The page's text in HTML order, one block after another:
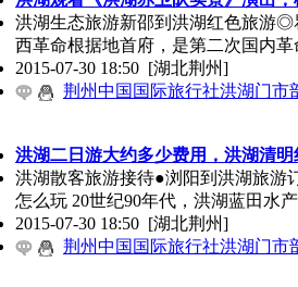
洪湖生态旅游新邵到洪湖红色旅游
西革命根据地首府，是第二次国内革
2015-07-30 18:50 [湖北荆州]
荆州中国国际旅行社洪湖门市
洪湖二日游大约多少费用，洪湖清
洪湖散客旅游接待●浏阳到洪湖旅
怎么玩 20世纪90年代，洪湖蓝田水
2015-07-30 18:50 [湖北荆州]
荆州中国国际旅行社洪湖门市